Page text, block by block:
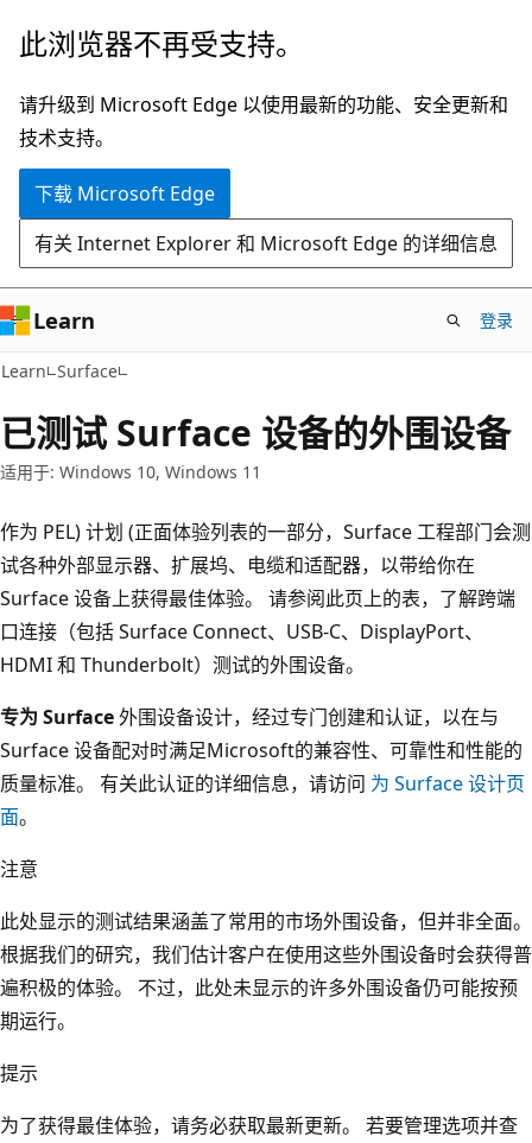
跳
主
要
内
此浏览器不再受支持。
请升级到 Microsoft Edge 以使用最新的功能、安全更新和
技术支持。
下载 Microsoft Edge
有关 Internet Explorer 和 Microsoft Edge 的详细信息
Learn 登录
Learn Surface
已测试 Surface 设备的外围设备
适用于: Windows 10, Windows 11
作为 PEL) 计划 (正面体验列表的一部分，Surface 工程部门会测
试各种外部显示器、扩展坞、电缆和适配器，以带给你在
Surface 设备上获得最佳体验。 请参阅此页上的表，了解跨端
口连接（包括 Surface Connect、USB-C、DisplayPort、
HDMI 和 Thunderbolt）测试的外围设备。
专为 Surface外围设备设计，经过专门创建和认证，以在与
Surface 设备配对时满足Microsoft的兼容性、可靠性和性能的
质量标准。 有关此认证的详细信息，请访问 为 Surface 设计页
面。
注意
此处显示的测试结果涵盖了常用的市场外围设备，但并非全面。
根据我们的研究，我们估计客户在使用这些外围设备时会获得普
遍积极的体验。 不过，此处未显示的许多外围设备仍可能按预
期运行。
提示
为了获得最佳体验，请务必获取最新更新。 若要管理选项并查